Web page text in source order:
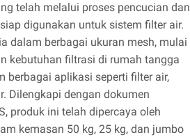
telah melalui proses pencucian dan
digunakan untuk sistem filter air.
dalam berbagai ukuran mesh, mulai
kebutuhan filtrasi di rumah tangga
berbagai aplikasi seperti filter air,
Dilengkapi dengan dokumen
produk ini telah dipercaya oleh
kemasan 50 kg, 25 kg, dan jumbo